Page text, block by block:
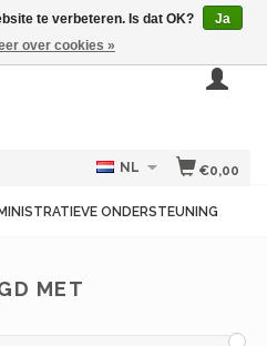
€0,00
NL
ONDERSTEUNING
MET
te verbeteren. Is dat OK?
Ja
over cookies »